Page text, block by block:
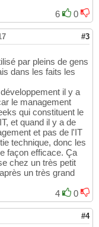
6
0
#3
par pleins de gens
dans les faits les
il y a
le management
qui constituent le
et quand il y a de
et pas de l'IT
technique, donc les
façon efficace. Ça
chez un très petit
un très grand
4
0
#4